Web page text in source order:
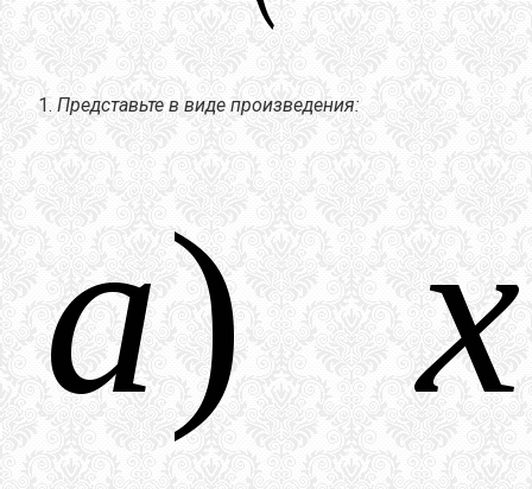
Представьте в виде произведения: